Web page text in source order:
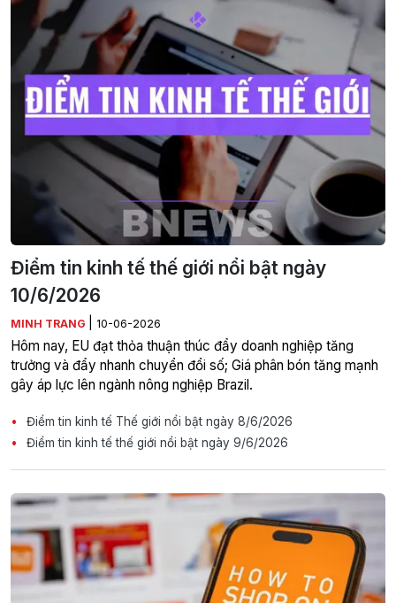
Điểm tin kinh tế thế giới nổi bật ngày
10/6/2026
MINH TRANG 10-06-2026
Hôm nay, EU đạt thỏa thuận thúc đẩy doanh nghiệp tăng
trưởng và đẩy nhanh chuyển đổi số; Giá phân bón tăng mạnh
gây áp lực lên ngành nông nghiệp Brazil.
Điểm tin kinh tế Thế giới nổi bật ngày 8/6/2026
Điểm tin kinh tế thế giới nổi bật ngày 9/6/2026